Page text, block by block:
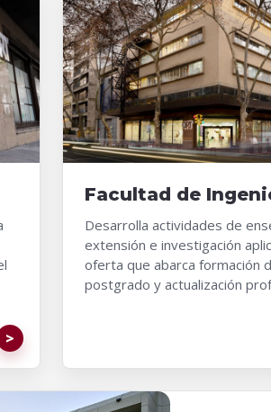
Facultad de
Desarrolla actividades de
extensión e investigación
oferta que abarca formación
postgrado y actualización